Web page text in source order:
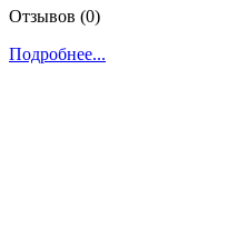
Отзывов (0)
Подробнее...